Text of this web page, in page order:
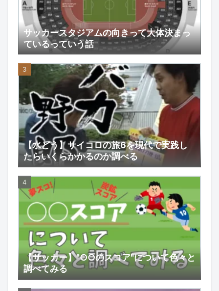
サッカースタジアムの向きって大体決まっ
ているっていう話
【水どう】サイコロの旅6を現代で実践し
たらいくらかかるのか調べる
【サッカー】"○○のスコア"について色々と
調べてみる